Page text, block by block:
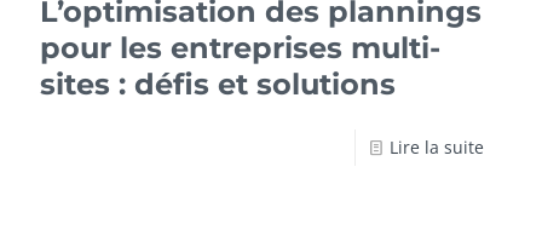
L’optimisation des plannings
pour les entreprises multi-
sites : défis et solutions
Lire la suite